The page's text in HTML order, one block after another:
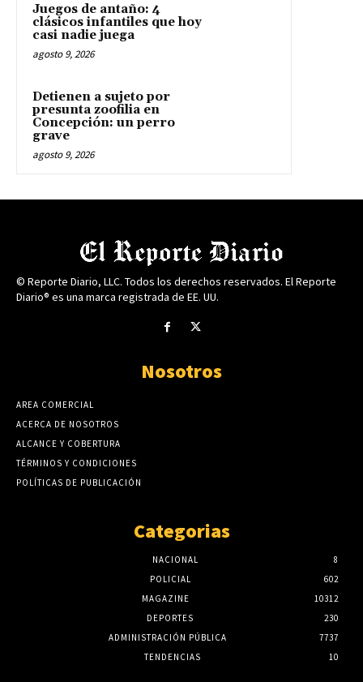
Juegos de antaño: 4
clásicos infantiles que hoy
casi nadie juega
agosto 9, 2026
Detienen a sujeto por
presunta zoofilia en
Concepción: un perro
grave
agosto 9, 2026
© Reporte Diario, LLC. Todos los derechos reservados. El Reporte
Diario® es una marca registrada de EE. UU.
Nosotros
AREA COMERCIAL
ACERCA DE NOSOTROS
ALCANCE Y COBERTURA
TÉRMINOS Y CONDICIONES
POLÍTICAS DE PUBLICACIÓN
Categorias
NACIONAL
8
POLICIAL
602
MAGAZINE
10312
DEPORTES
230
ADMINISTRACIÓN PÚBLICA
7737
TENDENCIAS
10